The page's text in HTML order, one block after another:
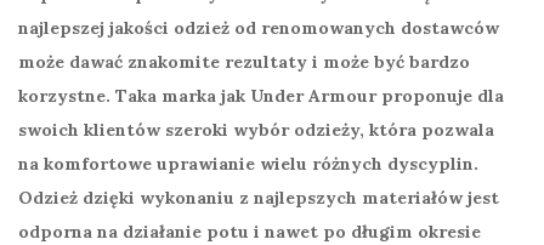
najlepszej jakości odzież od renomowanych dostawców
może dawać znakomite rezultaty i może być bardzo
korzystne. Taka marka jak Under Armour proponuje dla
swoich klientów szeroki wybór odzieży, która pozwala
na komfortowe uprawianie wielu różnych dyscyplin.
Odzież dzięki wykonaniu z najlepszych materiałów jest
odporna na działanie potu i nawet po długim okresie